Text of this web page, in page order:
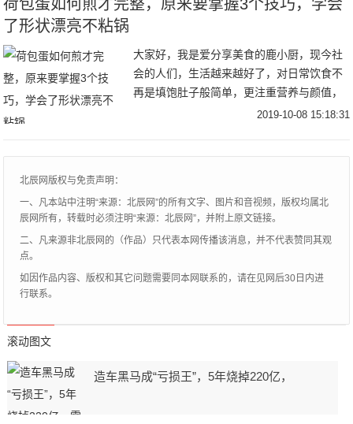
荷包蛋如何煎才完整，原来要掌握3个技巧，学会
了形状漂亮不粘锅
大家好，我是爱分享美食的鹿小厨，现今社
会的人们，生活越来越好了，对日常饮食不
再是填饱肚子般简单，更注重营养与颜值，
比如早餐，一天之计在于晨，以前是吃了上
2019-10-08 15:18:31
北辰网版权与免责声明：
一、凡本站中注明“来源：北辰网”的所有文字、图片和音视频，版权均属北
辰网所有，转载时必须注明“来源：北辰网”，并附上原文链接。
二、凡来源非北辰网的（作品）只代表本网传播该消息，并不代表赞同其观
点。
如因作品内容、版权和其它问题需要同本网联系的，请在见网后30日内进
行联系。
滚动图文
造车黑马成“亏损王”，5年烧掉220亿，